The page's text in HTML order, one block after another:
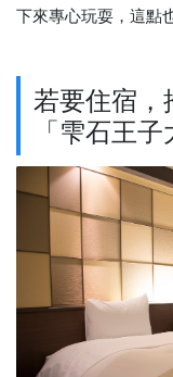
下來專心玩耍，這點
若要住宿，
「雫石王子